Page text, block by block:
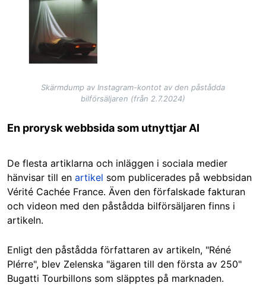
Skärmdump av Instagram-kontot av den påstådda
bilförsäljaren (från 2.7.2024)
En prorysk webbsida som utnyttjar AI
De flesta artiklarna och inläggen i sociala medier
hänvisar till en artikel som publicerades på webbsidan
Vérité Cachée France. Även den förfalskade fakturan
och videon med den påstådda bilförsäljaren finns i
artikeln.
Enligt den påstådda författaren av artikeln, "Réné
Plérre", blev Zelenska "ägaren till den första av 250"
Bugatti Tourbillons som släpptes på marknaden.